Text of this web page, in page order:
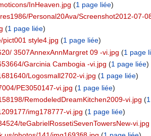
InHeaven.jpg ‏‎ (1 page liée)
Personal20Ava/Screenshot2012-07-
‏‎ (1 page liée)
pict001 style4.jpg ‏‎ (1 page liée)
3507AnnexAnnMargret 09 -vi.jpg ‏‎ (1 page
Garcinia Cambogia -vi.jpg ‏‎ (1 page liée)
Logosmall2702-vi.jpg ‏‎ (1 page liée)
PE3050147-vi.jpg ‏‎ (1 page liée)
RemodeledDreamKitchen2009-vi.jpg ‏‎ (
img178777-vi.jpg ‏‎ (1 page liée)
teGabrielRossetiSevenTowersNew-vi.jpg